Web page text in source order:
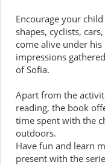
Encourage your
shapes, cyclists,
come alive under
impressions
of Sofia.
Apart from the
reading, the book
time spent with the
outdoors.
Have fun and learn
present with the